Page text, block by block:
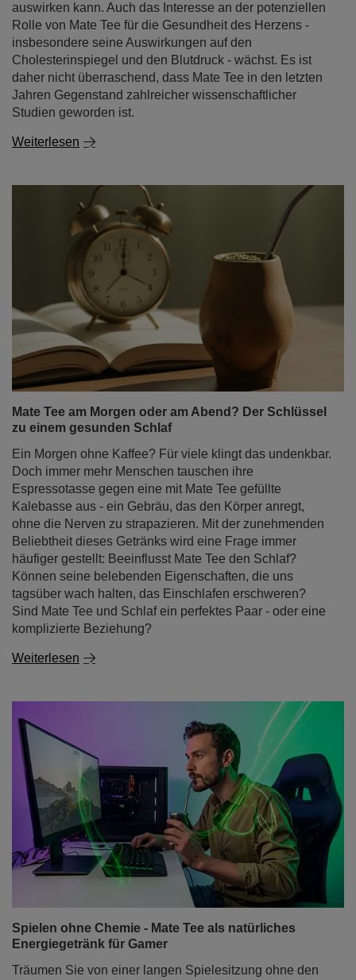
auswirken kann. Auch das Interesse an der potenziellen
Rolle von Mate Tee für die Gesundheit des Herzens -
insbesondere seine Auswirkungen auf den
Cholesterinspiegel und den Blutdruck - wächst. Es ist
daher nicht überraschend, dass Mate Tee in den letzten
Jahren Gegenstand zahlreicher wissenschaftlicher
Studien geworden ist.
Weiterlesen
Mate Tee am Morgen oder am Abend? Der Schlüssel
zu einem gesunden Schlaf
Ein Morgen ohne Kaffee? Für viele klingt das undenkbar.
Doch immer mehr Menschen tauschen ihre
Espressotasse gegen eine mit Mate Tee gefüllte
Kalebasse aus - ein Gebräu, das den Körper anregt,
ohne die Nerven zu strapazieren. Mit der zunehmenden
Beliebtheit dieses Getränks wird eine Frage immer
häufiger gestellt: Beeinflusst Mate Tee den Schlaf?
Können seine belebenden Eigenschaften, die uns
tagsüber wach halten, das Einschlafen erschweren?
Sind Mate Tee und Schlaf ein perfektes Paar - oder eine
komplizierte Beziehung?
Weiterlesen
Spielen ohne Chemie - Mate Tee als natürliches
Energiegetränk für Gamer
Träumen Sie von einer langen Spielesitzung ohne den